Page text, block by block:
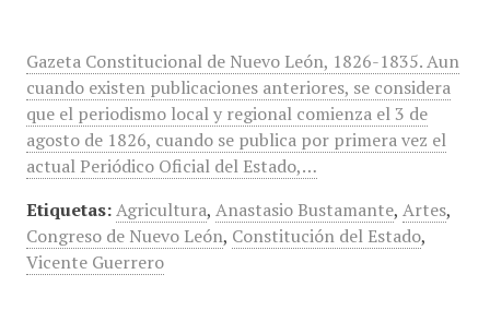
Gazeta Constitucional de Nuevo León, 1826-1835. Aun
cuando existen publicaciones anteriores, se considera
que el periodismo local y regional comienza el 3 de
agosto de 1826, cuando se publica por primera vez el
actual Periódico Oficial del Estado,…
Etiquetas: Agricultura, Anastasio Bustamante, Artes,
Congreso de Nuevo León, Constitución del Estado,
Vicente Guerrero